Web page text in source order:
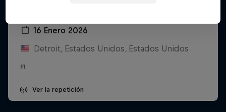
16 Enero 2026
Detroit, Estados Unidos, Estados Unidos
F1
Ver la repetición